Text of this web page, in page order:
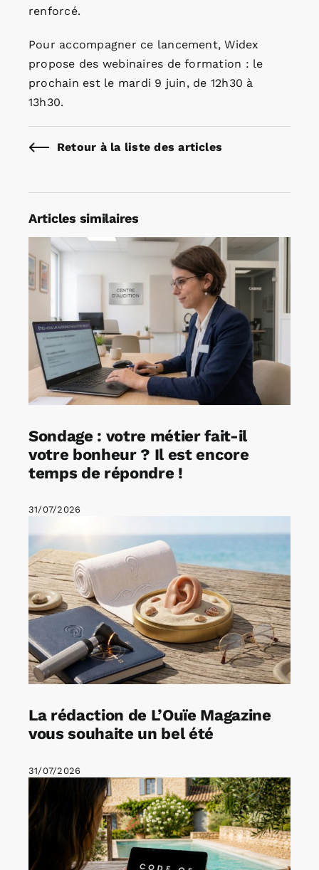
renforcé.
Pour accompagner ce lancement, Widex
propose des webinaires de formation : le
prochain est le mardi 9 juin, de 12h30 à
13h30.
Retour à la liste des articles
Articles similaires
Sondage : votre métier fait-il
votre bonheur ? Il est encore
temps de répondre !
31/07/2026
La rédaction de L’Ouïe Magazine
vous souhaite un bel été
31/07/2026